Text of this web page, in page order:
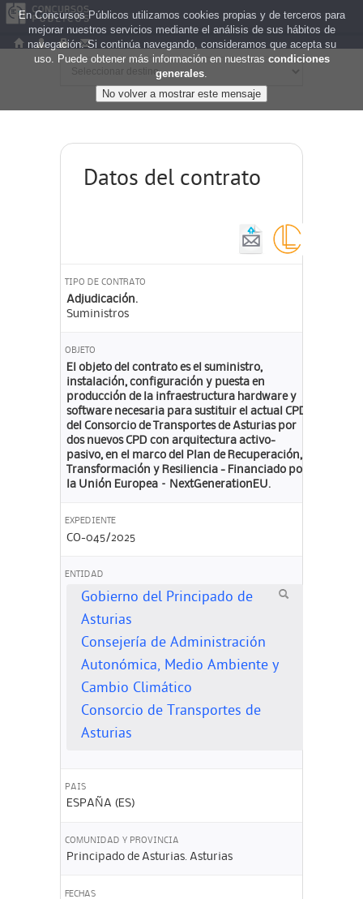
Datos del contrato
TIPO DE CONTRATO
Adjudicación.
Suministros
OBJETO
El objeto del contrato es el suministro,
instalación, configuración y puesta en
producción de la infraestructura hardware y
software necesaria para sustituir el actual CPD
del Consorcio de Transportes de Asturias por
dos nuevos CPD con arquitectura activo-
pasivo, en el marco del Plan de Recuperación,
Transformación y Resiliencia - Financiado por
la Unión Europea – NextGenerationEU.
EXPEDIENTE
CO-045/2025
ENTIDAD
Gobierno del Principado de
Asturias
Consejería de Administración
Autonómica, Medio Ambiente y
Cambio Climático
Consorcio de Transportes de
Asturias
PAIS
ESPAÑA (ES)
COMUNIDAD Y PROVINCIA
Principado de Asturias. Asturias
FECHAS
En Concursos Públicos utilizamos cookies propias y de terceros para
mejorar nuestros servicios mediante el análisis de sus hábitos de
navegación. Si continúa navegando, consideramos que acepta su
uso. Puede obtener más información en nuestras condiciones
generales.